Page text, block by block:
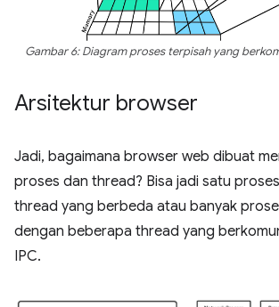
Gambar 6: Diagram proses terpisah yang
Arsitektur browser
Jadi, bagaimana browser web dibuat
proses dan thread? Bisa jadi satu
thread yang berbeda atau banyak
dengan beberapa thread yang
IPC.